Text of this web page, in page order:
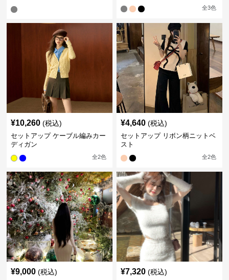
全3色
¥10,260 (税込)
セットアップ ケーブル編みカー
ディガン
全2色
¥4,640 (税込)
セットアップ リボン柄ニットベ
スト
全2色
¥9,000 (税込) ¥7,320 (税込)